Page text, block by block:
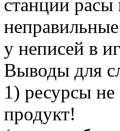
станции
неправильные
у неписей в
Выводы для
1) ресурсы не
продукт!